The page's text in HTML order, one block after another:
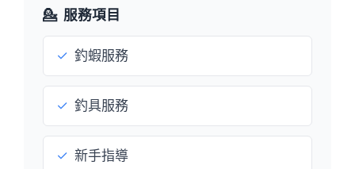
💁 服務項目
✓ 釣蝦服務
✓ 釣具服務
✓ 新手指導